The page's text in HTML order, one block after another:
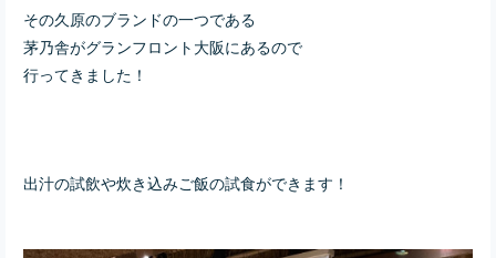
その久原のブランドの一つである
茅乃舎がグランフロント大阪にあるので
行ってきました！
出汁の試飲や炊き込みご飯の試食ができます！